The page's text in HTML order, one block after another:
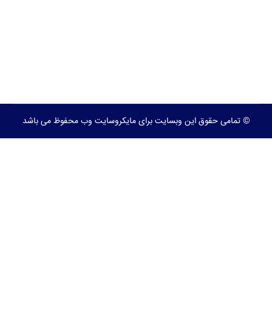
© تمامی حقوق این وبسایت برای مایکروسایت وب محفوظ می باشد